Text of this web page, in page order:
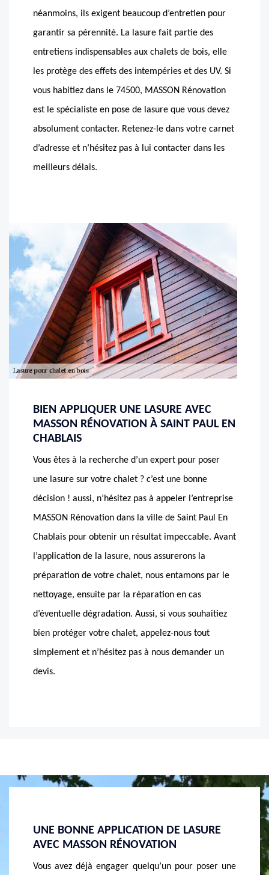
néanmoins, ils exigent beaucoup d’entretien pour
garantir sa pérennité. La lasure fait partie des
entretiens indispensables aux chalets de bois, elle
les protège des effets des intempéries et des UV. Si
vous habitiez dans le 74500, MASSON Rénovation
est le spécialiste en pose de lasure que vous devez
absolument contacter. Retenez-le dans votre carnet
d’adresse et n’hésitez pas à lui contacter dans les
meilleurs délais.
BIEN APPLIQUER UNE LASURE AVEC
MASSON RÉNOVATION À SAINT PAUL EN
CHABLAIS
Vous êtes à la recherche d’un expert pour poser
une lasure sur votre chalet ? c’est une bonne
décision ! aussi, n’hésitez pas à appeler l’entreprise
MASSON Rénovation dans la ville de Saint Paul En
Chablais pour obtenir un résultat impeccable. Avant
l’application de la lasure, nous assurerons la
préparation de votre chalet, nous entamons par le
nettoyage, ensuite par la réparation en cas
d’éventuelle dégradation. Aussi, si vous souhaitiez
bien protéger votre chalet, appelez-nous tout
simplement et n’hésitez pas à nous demander un
devis.
EN QUÊTE D’UN EXPERT EN POSE DE
LASURE ? MASSON RÉNOVATION EST LÀ
!
Les